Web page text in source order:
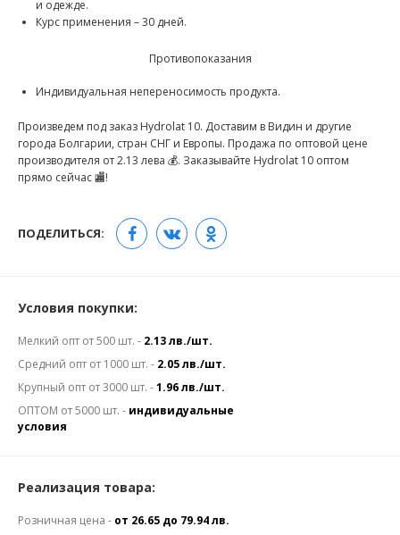
и одежде.
Курс применения – 30 дней.
Противопоказания
Индивидуальная непереносимость продукта.
Произведем под заказ Hydrolat 10. Доставим в Видин и другие
города Болгарии, стран СНГ и Европы. Продажа по оптовой цене
производителя от 2.13 лева 💰. Заказывайте Hydrolat 10 оптом
прямо сейчас 🏬!
ПОДЕЛИТЬСЯ:
Условия покупки:
Мелкий опт от 500 шт. - 2.13 лв./шт.
Средний опт от 1000 шт. - 2.05 лв./шт.
Крупный опт от 3000 шт. -1.96 лв./шт.
ОПТОМ от 5000 шт. - индивидуальные
условия
Реализация товара:
Розничная цена - от 26.65 до 79.94 лв.